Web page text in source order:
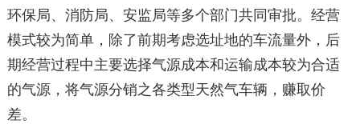
环保局、消防局、安监局等多个部门共同审批。经营
模式较为简单，除了前期考虑选址地的车流量外，后
期经营过程中主要选择气源成本和运输成本较为合适
的气源，将气源分销之各类型天然气车辆，赚取价
差。